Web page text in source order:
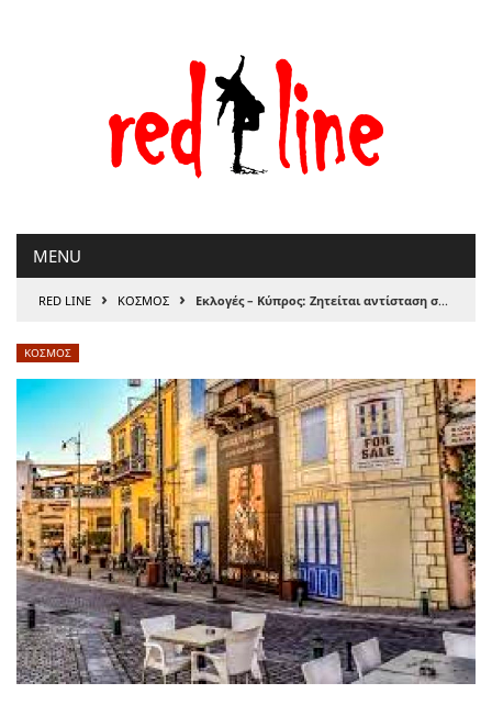
MENU
RED LINE › ΚΟΣΜΟΣ › Εκλογές – Κύπρος: Ζητείται αντίσταση στην κυβέρνηση Αναστασιάδη/ΔΗΣΥ
ΚΟΣΜΟΣ